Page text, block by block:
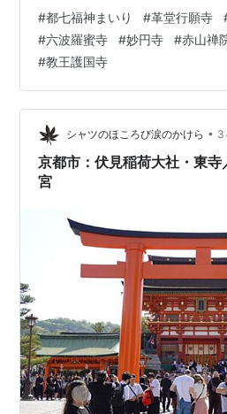
みで2,500円）を購入。思ったよ
く。 途中、桂小五郎像。 三条大
を歩く。 京都ゑびす神社（恵美
1202年（建仁2年）に栄西禅師が
その鎮守として建てられた。西
#都七福神まいり #革堂行願寺
#六波羅蜜寺 #妙円寺 #赤山禅
#教王護国寺
シャツのほころび涙のかけら • 3
京都市：伏見稲荷大社・東
宮